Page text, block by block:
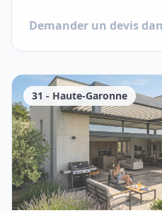
Demander un devis
31 - Haute-Garonne